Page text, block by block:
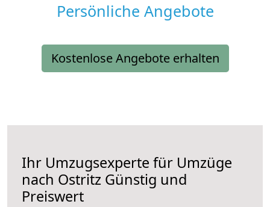
Persönliche Angebote
Kostenlose Angebote erhalten
Ihr Umzugsexperte für Umzüge
nach Ostritz Günstig und
Preiswert